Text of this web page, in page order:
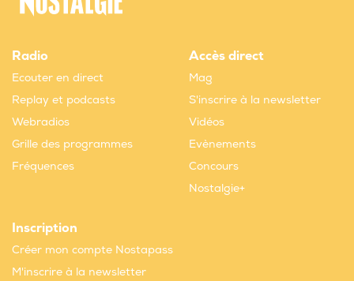
Radio
Ecouter en direct
Replay et podcasts
Webradios
Grille des programmes
Fréquences
Accès direct
Mag
S'inscrire à la newsletter
Vidéos
Evènements
Concours
Nostalgie+
Inscription
Créer mon compte Nostapass
M'inscrire à la newsletter